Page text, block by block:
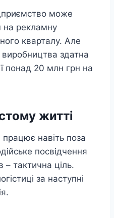
може
на рекламну
кварталу. Але
виробництва здатна
понад 20 млн грн на
житті
навіть поза
посвідчення
– тактична ціль.
за наступні